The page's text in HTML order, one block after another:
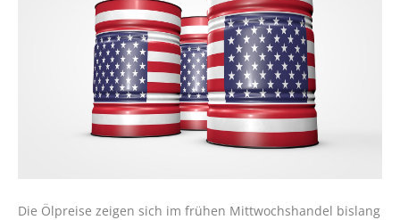
Die Ölpreise zeigen sich im frühen Mittwochshandel bislang